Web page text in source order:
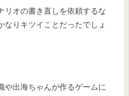
リオの書き直しを依頼するな
なりキツイことだったでしょ
や出海ちゃんが作るゲームに